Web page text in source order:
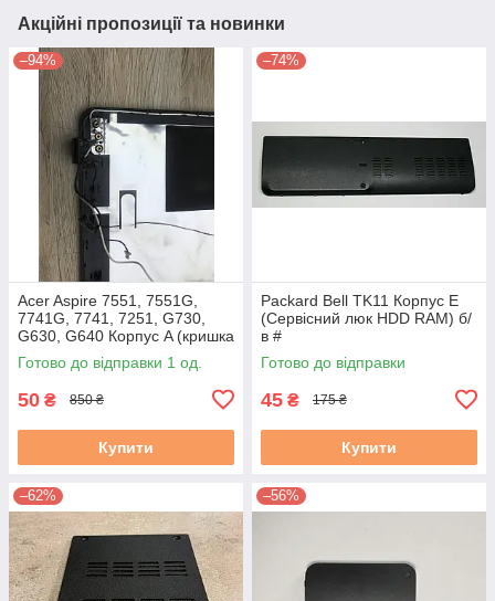
Акційні пропозиції та новинки
–94%
Acer Aspire 7551, 7551G,
7741G, 7741, 7251, G730,
G630, G640 Корпус A (кришка
матриці) бу #
Готово до відправки 1 од.
50 ₴ 850 ₴
Купити
–74%
Packard Bell TK11 Корпус E
(Сервісний люк HDD RAM) б/
в #
Готово до відправки
45 ₴ 175 ₴
Купити
–62% –56%